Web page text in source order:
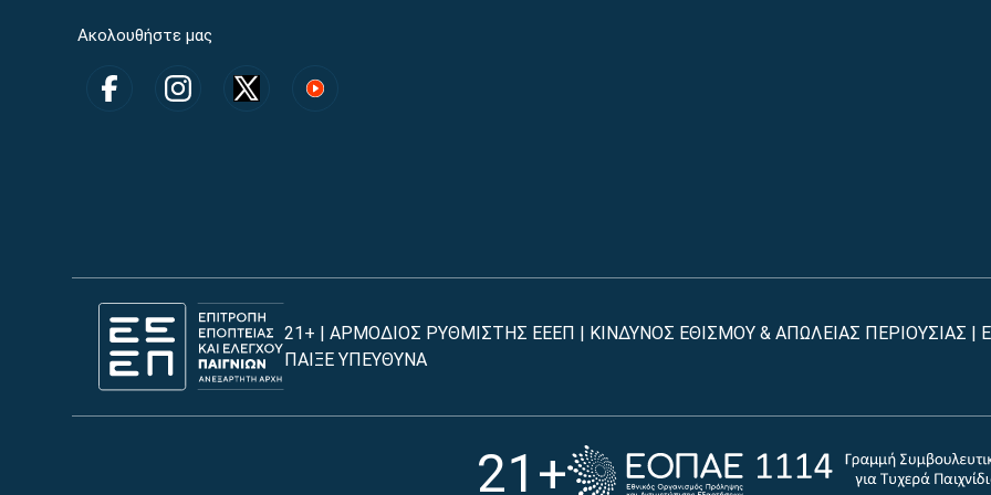
Ακολουθήστε μας
21+ | ΑΡΜΟΔΙΟΣ ΡΥΘΜΙΣΤΗΣ ΕΕΕΠ | ΚΙΝΔΥΝΟΣ ΕΘΙΣΜΟΥ & ΑΠΩΛΕΙΑΣ ΠΕΡΙΟΥΣΙΑΣ |
ΠΑΙΞΕ ΥΠΕΥΘΥΝΑ
21+